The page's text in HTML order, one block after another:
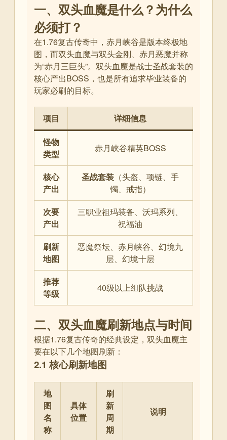
一、双头血魔是什么？为什么
必须打？
在1.76复古传奇中，赤月峡谷是版本终极地
图，而双头血魔与双头金刚、赤月恶魔并称
为“赤月三巨头”。双头血魔是战士圣战套装的
核心产出BOSS，也是所有追求毕业装备的
玩家必刷的目标。
项目 详细信息
怪物
类型
赤月峡谷精英BOSS
核心
产出
圣战套装 （头盔、项链、手
镯、戒指）
次要
产出
三职业祖玛装备、沃玛系列、
祝福油
刷新
地图
恶魔祭坛、赤月峡谷、幻境九
层、幻境十层
推荐
等级
40级以上组队挑战
二、双头血魔刷新地点与时间
根据1.76复古传奇的经典设定，双头血魔主
要在以下几个地图刷新：
2.1 核心刷新地图
地
图
名
称
具体
位置
刷
新
周
期
说明